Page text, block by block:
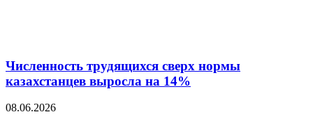
Численность трудящихся сверх нормы
казахстанцев выросла на 14%
08.06.2026